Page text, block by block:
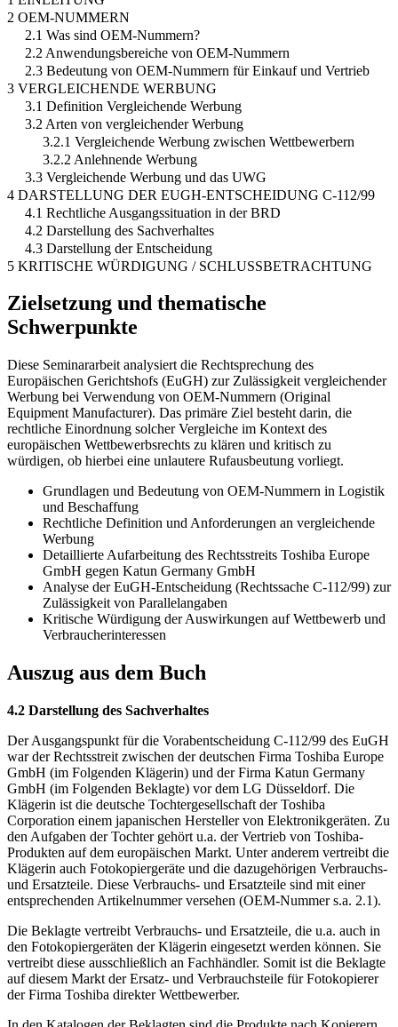
2 OEM-NUMMERN
2.1 Was sind OEM-Nummern?
2.2 Anwendungsbereiche von OEM-Nummern
2.3 Bedeutung von OEM-Nummern für Einkauf und Vertrieb
3 VERGLEICHENDE WERBUNG
3.1 Definition Vergleichende Werbung
3.2 Arten von vergleichender Werbung
3.2.1 Vergleichende Werbung zwischen Wettbewerbern
3.2.2 Anlehnende Werbung
3.3 Vergleichende Werbung und das UWG
4 DARSTELLUNG DER EUGH-ENTSCHEIDUNG C-112/99
4.1 Rechtliche Ausgangssituation in der BRD
4.2 Darstellung des Sachverhaltes
4.3 Darstellung der Entscheidung
5 KRITISCHE WÜRDIGUNG / SCHLUSSBETRACHTUNG
Zielsetzung und thematische
Schwerpunkte
Diese Seminararbeit analysiert die Rechtsprechung des
Europäischen Gerichtshofs (EuGH) zur Zulässigkeit vergleichender
Werbung bei Verwendung von OEM-Nummern (Original
Equipment Manufacturer). Das primäre Ziel besteht darin, die
rechtliche Einordnung solcher Vergleiche im Kontext des
europäischen Wettbewerbsrechts zu klären und kritisch zu
würdigen, ob hierbei eine unlautere Rufausbeutung vorliegt.
Grundlagen und Bedeutung von OEM-Nummern in Logistik
und Beschaffung
Rechtliche Definition und Anforderungen an vergleichende
Werbung
Detaillierte Aufarbeitung des Rechtsstreits Toshiba Europe
GmbH gegen Katun Germany GmbH
Analyse der EuGH-Entscheidung (Rechtssache C-112/99) zur
Zulässigkeit von Parallelangaben
Kritische Würdigung der Auswirkungen auf Wettbewerb und
Verbraucherinteressen
Auszug aus dem Buch
4.2 Darstellung des Sachverhaltes
Der Ausgangspunkt für die Vorabentscheidung C-112/99 des EuGH
war der Rechtsstreit zwischen der deutschen Firma Toshiba Europe
GmbH (im Folgenden Klägerin) und der Firma Katun Germany
GmbH (im Folgenden Beklagte) vor dem LG Düsseldorf. Die
Klägerin ist die deutsche Tochtergesellschaft der Toshiba
Corporation einem japanischen Hersteller von Elektronikgeräten. Zu
den Aufgaben der Tochter gehört u.a. der Vertrieb von Toshiba-
Produkten auf dem europäischen Markt. Unter anderem vertreibt die
Klägerin auch Fotokopiergeräte und die dazugehörigen Verbrauchs-
und Ersatzteile. Diese Verbrauchs- und Ersatzteile sind mit einer
entsprechenden Artikelnummer versehen (OEM-Nummer s.a. 2.1).
Die Beklagte vertreibt Verbrauchs- und Ersatzteile, die u.a. auch in
den Fotokopiergeräten der Klägerin eingesetzt werden können. Sie
vertreibt diese ausschließlich an Fachhändler. Somit ist die Beklagte
auf diesem Markt der Ersatz- und Verbrauchsteile für Fotokopierer
der Firma Toshiba direkter Wettbewerber.